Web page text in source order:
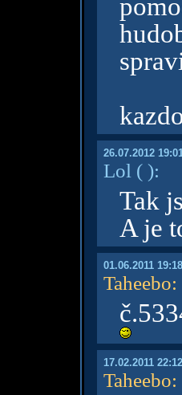
26.07.2012
Lol ( ):
Tak
A je
01.06.2011
Taheebo:
17.02.2011
Taheebo: